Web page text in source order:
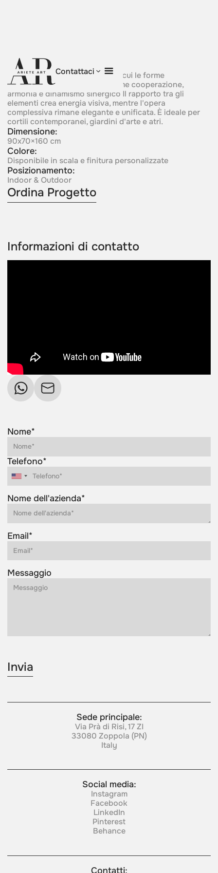
Contattaci
Synergy
Una composizione scultorea in cui le forme
interagiscono in armonia esprime cooperazione,
armonia e dinamismo sinergico Il rapporto tra gli
elementi crea energia visiva, mentre l'opera
complessiva rimane elegante e unificata. È ideale per
cortili contemporanei, giardini d'arte e atri.
Dimensione:
90x70×160 cm
Colore:
Disponibile in scala e finitura personalizzate
Posizionamento:
Indoor & Outdoor
Ordina Progetto
Informazioni di contatto
Nome*
Telefono*
Nome dell'azienda*
Email*
Messaggio
Sede principale:
Via Prà di Risi, 17 ZI
33080 Zoppola (PN)
Italy
Social media:
Instagram
Facebook
LinkedIn
Pinterest
Behance
Contatti: